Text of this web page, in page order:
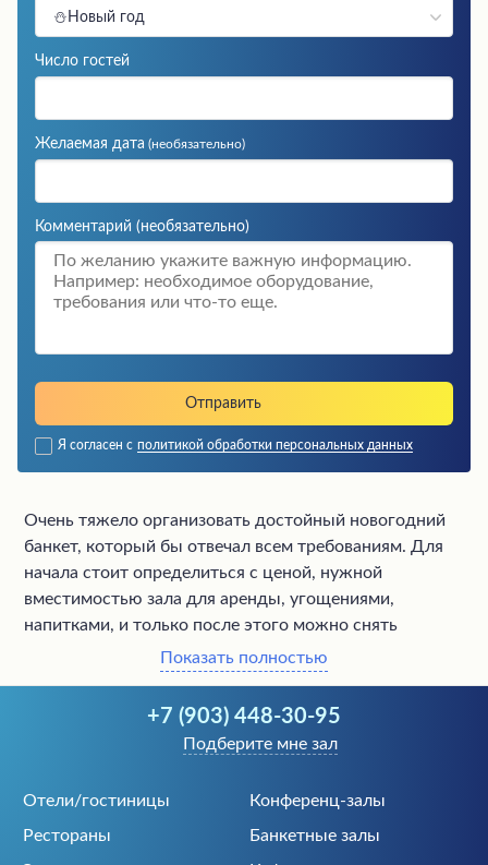
⛄Новый год
Число гостей
Желаемая дата (необязательно)
Комментарий (необязательно)
Я согласен с политикой обработки персональных данных
Показать полностью
Очень тяжело организовать достойный новогодний
банкет, который бы отвечал всем требованиям. Для
начала стоит определиться с ценой, нужной
вместимостью зала для аренды, угощениями,
напитками, и только после этого можно снять
подходящее помещение в Новороссийске.
Зато если все будет правильно организовано, то
встреча Нового 2027 года, пройдет в атмосфере
новогодняя ночь в кругу хороших знакомых станет
год , когда вокруг стоят накрытые столы, гостей
Отели/гостиницы
Конференц-залы
Рестораны
Банкетные залы
+7 (903) 448-30-95
Подберите мне зал